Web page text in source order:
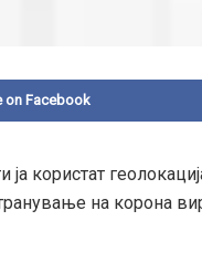
on Facebook
ја користат
на корона